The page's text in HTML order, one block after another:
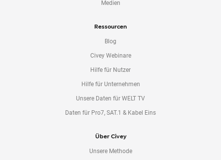
Medien
Ressourcen
Blog
Civey Webinare
Hilfe für Nutzer
Hilfe für Unternehmen
Unsere Daten für WELT TV
Daten für Pro7, SAT.1 & Kabel Eins
Über Civey
Unsere Methode